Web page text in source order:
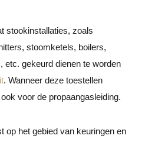
stookinstallaties, zoals
stoomketels, boilers,
etc. gekeurd dienen te worden
. Wanneer deze toestellen
voor de propaangasleiding.
op het gebied van keuringen en